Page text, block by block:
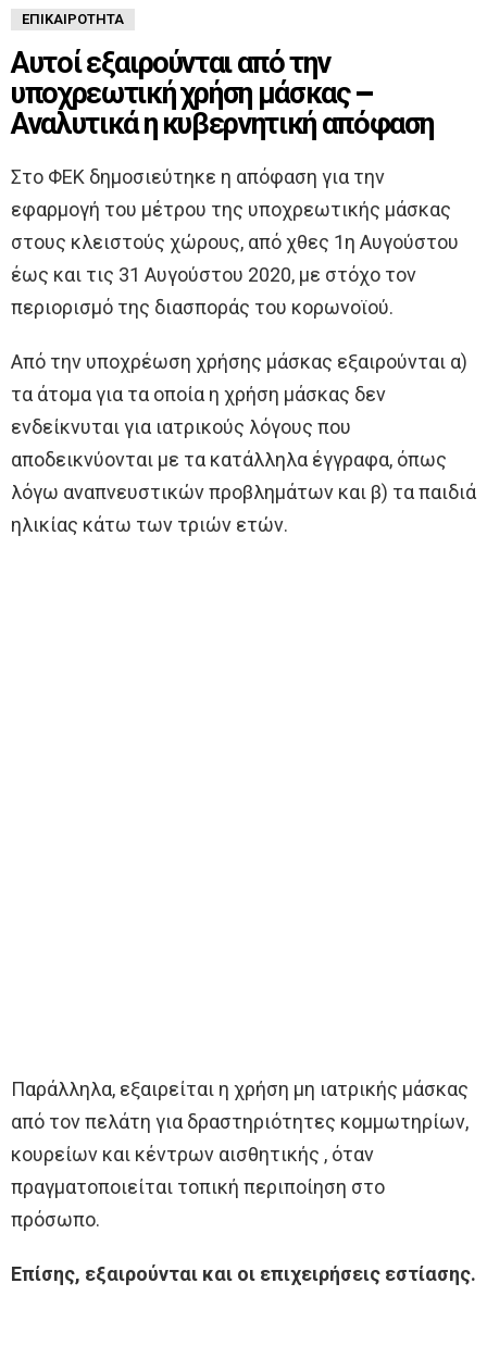
ΕΠΙΚΑΙΡΌΤΗΤΑ
Αυτοί εξαιρούνται από την
υποχρεωτική χρήση μάσκας –
Αναλυτικά η κυβερνητική απόφαση
Στο ΦΕΚ δημοσιεύτηκε η απόφαση για την
εφαρμογή του μέτρου της υποχρεωτικής μάσκας
στους κλειστούς χώρους, από χθες 1η Αυγούστου
έως και τις 31 Αυγούστου 2020, με στόχο τον
περιορισμό της διασποράς του κορωνοϊού.
Από την υποχρέωση χρήσης μάσκας εξαιρούνται α)
τα άτομα για τα οποία η χρήση μάσκας δεν
ενδείκνυται για ιατρικούς λόγους που
αποδεικνύονται με τα κατάλληλα έγγραφα, όπως
λόγω αναπνευστικών προβλημάτων και β) τα παιδιά
ηλικίας κάτω των τριών ετών.
Παράλληλα, εξαιρείται η χρήση μη ιατρικής μάσκας
από τον πελάτη για δραστηριότητες κομμωτηρίων,
κουρείων και κέντρων αισθητικής , όταν
πραγματοποιείται τοπική περιποίηση στο
πρόσωπο.
Επίσης, εξαιρούνται και οι επιχειρήσεις εστίασης.